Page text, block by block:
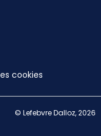
cookies
© Lefebvre Dalloz, 2026